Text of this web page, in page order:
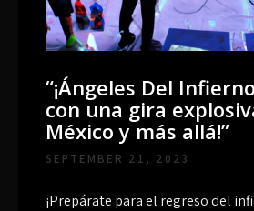
“¡Ángeles Del
con una gira
México y más allá!”
SEPTEMBER 21, 2023
¡Prepárate para el regreso del